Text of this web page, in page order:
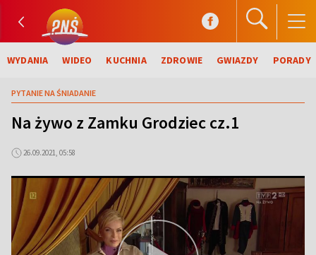
WYDANIA WIDEO KUCHNIA ZDROWIE GWIAZDY PORADY
PYTANIE NA ŚNIADANIE
Na żywo z Zamku Grodziec cz.1
26.09.2021, 05:58